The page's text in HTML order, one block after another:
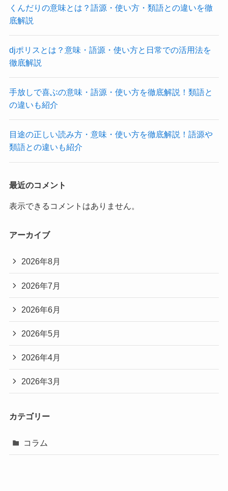
くんだりの意味とは？語源・使い方・類語との違いを徹
底解説
djポリスとは？意味・語源・使い方と日常での活用法を
徹底解説
手放しで喜ぶの意味・語源・使い方を徹底解説！類語と
の違いも紹介
目途の正しい読み方・意味・使い方を徹底解説！語源や
類語との違いも紹介
最近のコメント
表示できるコメントはありません。
アーカイブ
2026年8月
2026年7月
2026年6月
2026年5月
2026年4月
2026年3月
カテゴリー
コラム